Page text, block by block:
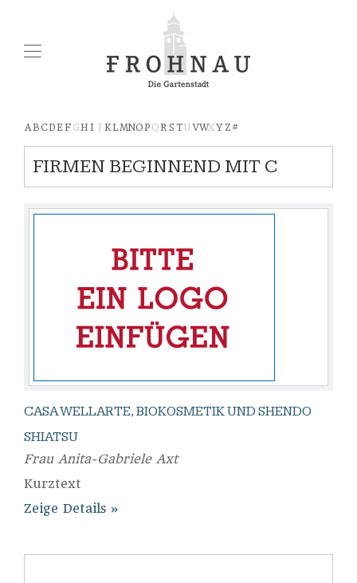
ABCD E F GH I J KLMNOP QR S TUVWXY Z#
FIRMEN BEGINNEND MIT C
CASA WELLARTE, BIOKOSMETIK UND SHENDO
SHIATSU
Frau Anita-Gabriele Axt
Kurztext
Zeige Details